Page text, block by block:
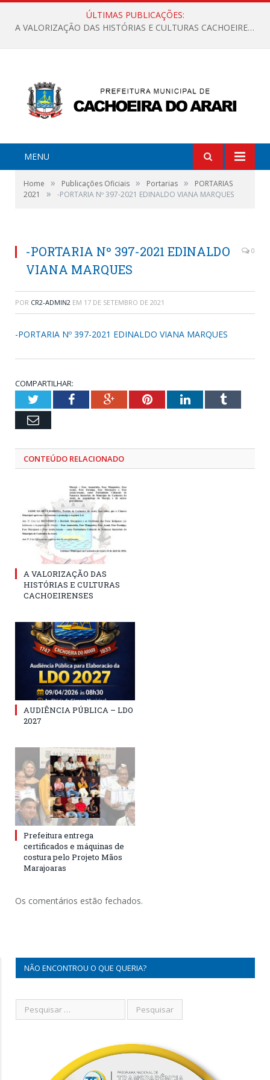
ÚLTIMAS PUBLICAÇÕES:
A VALORIZAÇÃO DAS HISTÓRIAS E CULTURAS CACHOEIRENSES
MENU
Home » Publicações Oficiais » Portarias »
PORTARIAS
2021
» -PORTARIA Nº 397-2021 EDINALDO VIANA MARQUES
-PORTARIA Nº 397-2021 EDINALDO
VIANA MARQUES
0
POR CR2-ADMIN2 EM 17 DE SETEMBRO DE 2021
-PORTARIA Nº 397-2021 EDINALDO VIANA MARQUES
COMPARTILHAR:
TwitterFacebookGoogle+PinterestLinkedInTumblr
Email
CONTEÚDO RELACIONADO
A VALORIZAÇÃO DAS
HISTÓRIAS E CULTURAS
CACHOEIRENSES
AUDIÊNCIA PÚBLICA – LDO
2027
Prefeitura entrega
certificados e máquinas de
costura pelo Projeto Mãos
Marajoaras
Os comentários estão fechados.
NÃO ENCONTROU O QUE QUERIA?